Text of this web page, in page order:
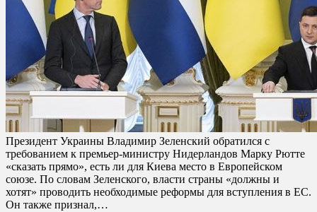
Президент Украины Владимир Зеленский обратился с
требованием к премьер-министру Нидерландов Марку Рютте
«сказать прямо», есть ли для Киева место в Европейском
союзе. По словам Зеленского, власти страны «должны и
хотят» проводить необходимые реформы для вступления в ЕС.
Он также признал,…